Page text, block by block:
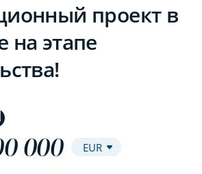
проект в
на этапе
000